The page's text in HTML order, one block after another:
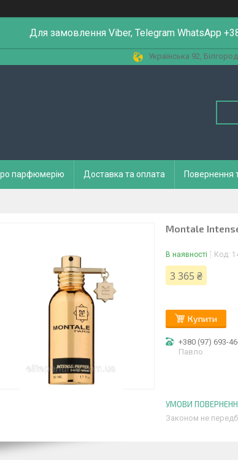
Для замовлення Viber, Telegram WhatsApp
Українська 92,
парфюмерію Доставка та оплата Повернення
Montale
В наявності Код:
3 365 ₴
Купити
+380 (97) 693-
Павло
Законом не